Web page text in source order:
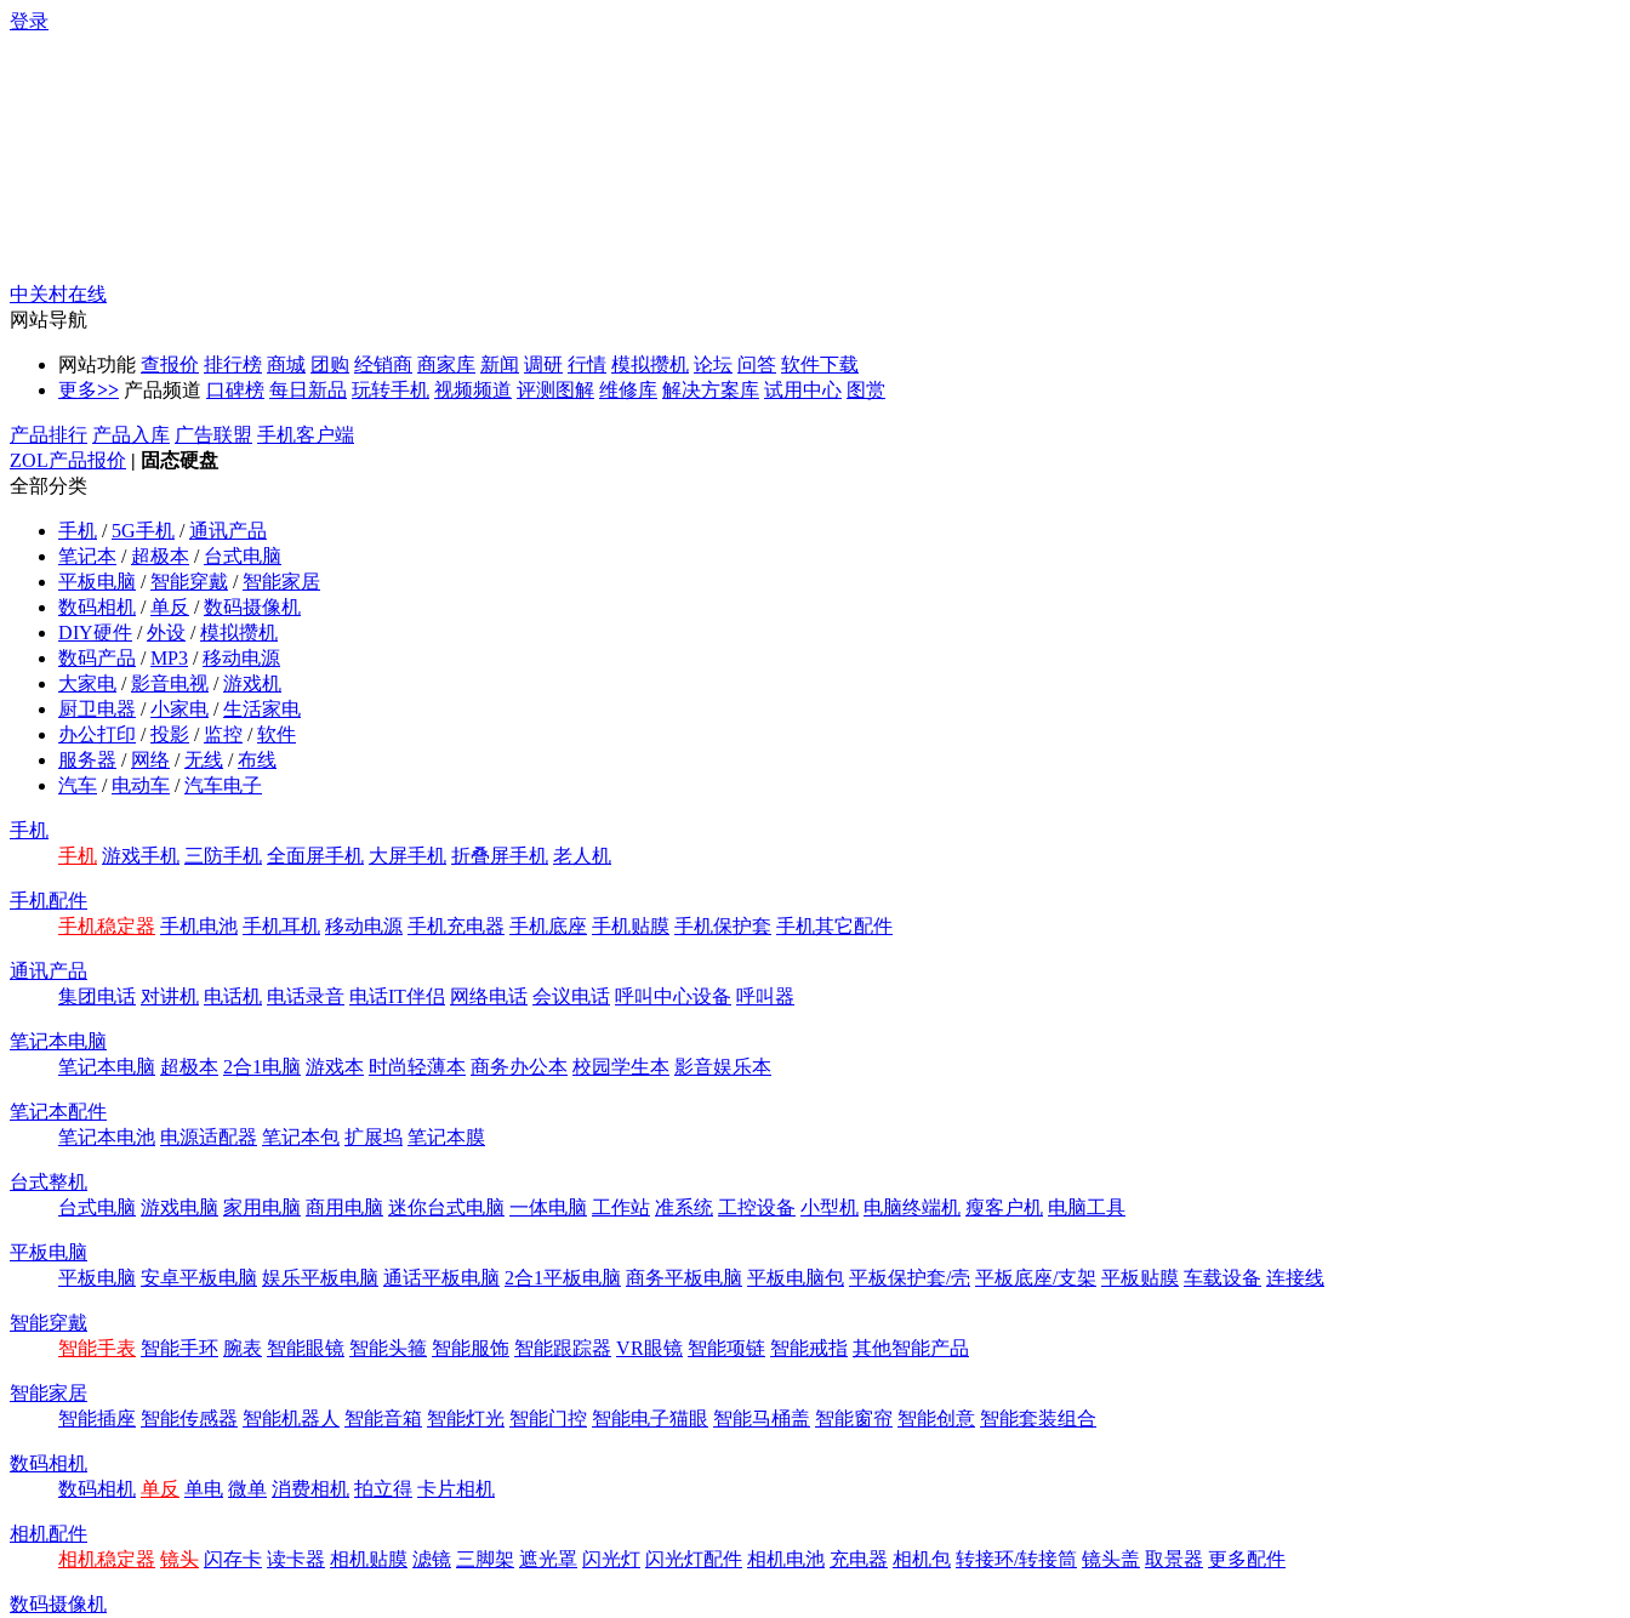
登录
中关村在线
网站导航
网站功能 查报价 排行榜 商城 团购 经销商 商家库 新闻 调研 行情 模拟攒机 论坛 问答 软件下载
更多>> 产品频道 口碑榜 每日新品 玩转手机 视频频道 评测图解 维修库 解决方案库 试用中心 图赏
产品排行 产品入库 广告联盟 手机客户端
ZOL产品报价 | 固态硬盘
全部分类
手机 / 5G手机 /通讯产品
笔记本 / 超极本 / 台式电脑
平板电脑 / 智能穿戴 / 智能家居
数码相机 /单反 /数码摄像机
DIY硬件 /外设 /模拟攒机
数码产品 /MP3 /移动电源
大家电 /影音电视 /游戏机
厨卫电器 /小家电 /生活家电
办公打印 /投影 / 监控 /软件
服务器 / 网络 /无线 /布线
汽车 / 电动车 /汽车电子
手机
手机 游戏手机 三防手机 全面屏手机 大屏手机 折叠屏手机 老人机
手机配件
手机稳定器 手机电池 手机耳机 移动电源 手机充电器 手机底座 手机贴膜 手机保护套 手机其它配件
通讯产品
集团电话 对讲机 电话机 电话录音 电话IT伴侣 网络电话 会议电话 呼叫中心设备 呼叫器
笔记本电脑
笔记本电脑 超极本 2合1电脑 游戏本 时尚轻薄本 商务办公本 校园学生本 影音娱乐本
笔记本配件
笔记本电池 电源适配器 笔记本包 扩展坞 笔记本膜
台式整机
台式电脑 游戏电脑 家用电脑 商用电脑 迷你台式电脑 一体电脑 工作站 准系统 工控设备 小型机 电脑终端机 瘦客户机 电脑工具
平板电脑
平板电脑 安卓平板电脑 娱乐平板电脑 通话平板电脑 2合1平板电脑 商务平板电脑 平板电脑包 平板保护套/壳 平板底座/支架 平板贴膜 车载设备 连接线
智能穿戴
智能手表 智能手环 腕表 智能眼镜 智能头箍 智能服饰 智能跟踪器 VR眼镜 智能项链 智能戒指 其他智能产品
智能家居
智能插座 智能传感器 智能机器人 智能音箱 智能灯光 智能门控 智能电子猫眼 智能马桶盖 智能窗帘 智能创意 智能套装组合
数码相机
数码相机 单反 单电 微单 消费相机 拍立得 卡片相机
相机配件
相机稳定器 镜头 闪存卡 读卡器 相机贴膜 滤镜 三脚架 遮光罩 闪光灯 闪光灯配件 相机电池 充电器 相机包 转接环/转接筒 镜头盖 取景器 更多配件
数码摄像机